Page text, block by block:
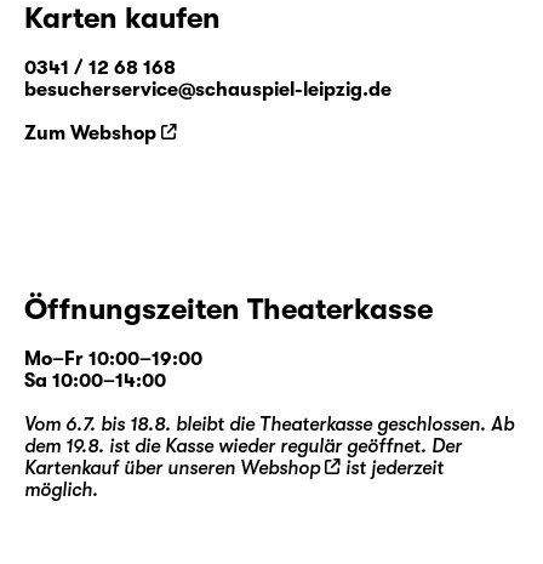
Karten kaufen
0341 / 12 68 168
besucherservice@schauspiel-leipzig.de
Zum Webshop
Öffnungszeiten Theaterkasse
Mo–Fr 10:00–19:00
Sa 10:00–14:00
Vom 6.7. bis 18.8. bleibt die Theaterkasse geschlossen. Ab
dem 19.8. ist die Kasse wieder regulär geöffnet. Der
Kartenkauf über unseren Webshop
ist jederzeit
möglich.